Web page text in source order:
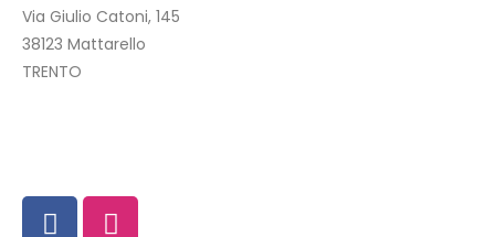
Via Giulio Catoni, 145
38123 Mattarello
TRENTO